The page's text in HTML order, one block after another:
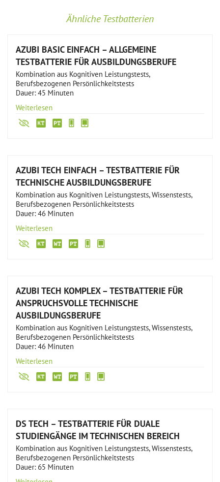
Ähnliche Testbatterien
AZUBI BASIC EINFACH – ALLGEMEINE
TESTBATTERIE FÜR AUSBILDUNGSBERUFE
Kombination aus Kognitiven Leistungstests,
Berufsbezogenen Persönlichkeitstests
Dauer: 45 Minuten
Weiterlesen
AZUBI TECH EINFACH – TESTBATTERIE FÜR
TECHNISCHE AUSBILDUNGSBERUFE
Kombination aus Kognitiven Leistungstests, Wissenstests,
Berufsbezogenen Persönlichkeitstests
Dauer: 46 Minuten
Weiterlesen
AZUBI TECH KOMPLEX – TESTBATTERIE FÜR
ANSPRUCHSVOLLE TECHNISCHE
AUSBILDUNGSBERUFE
Kombination aus Kognitiven Leistungstests, Wissenstests,
Berufsbezogenen Persönlichkeitstests
Dauer: 46 Minuten
Weiterlesen
DS TECH – TESTBATTERIE FÜR DUALE
STUDIENGÄNGE IM TECHNISCHEN BEREICH
Kombination aus Kognitiven Leistungstests, Wissenstests,
Berufsbezogenen Persönlichkeitstests
Dauer: 65 Minuten